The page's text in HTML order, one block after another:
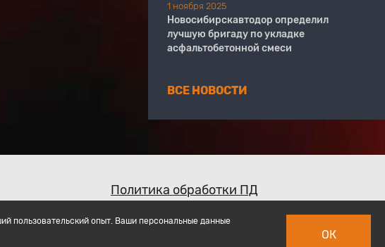
1 ноября 2025
Новосибирскавтодор определил
лучшую бригаду по укладке
асфальтобетонной смеси
ВСЕ НОВОСТИ
Политика обработки ПД
пользовательский опыт. Ваши персональные данные
ОК